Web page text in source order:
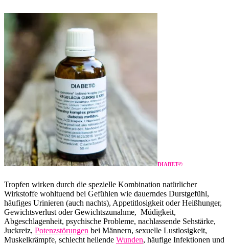
DIABET©
Tropfen wirken durch die spezielle Kombination natürlicher
Wirkstoffe wohltuend bei Gefühlen wie dauerndes Durstgefühl,
häufiges Urinieren (auch nachts), Appetitlosigkeit oder Heißhunger,
Gewichtsverlust oder Gewichtszunahme, Müdigkeit,
Abgeschlagenheit, psychische Probleme, nachlassende Sehstärke,
Juckreiz, Potenzstörungen bei Männern, sexuelle Lustlosigkeit,
Muskelkrämpfe, schlecht heilende Wunden, häufige Infektionen und